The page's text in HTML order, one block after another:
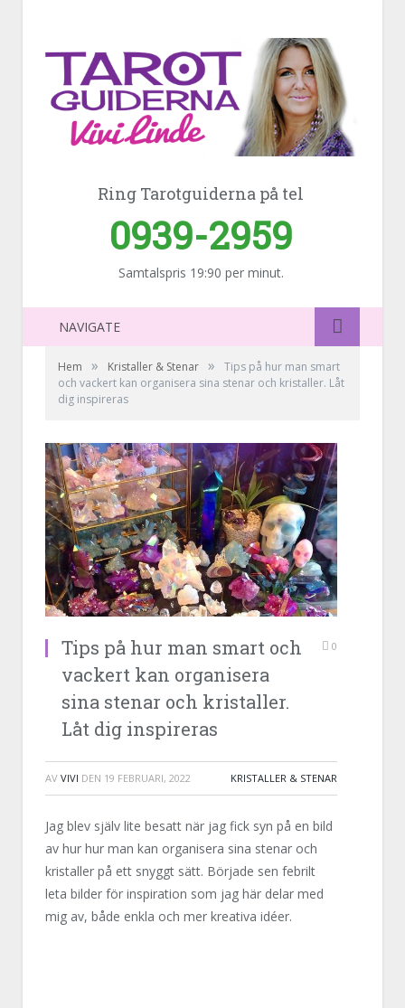
Ring Tarotguiderna på tel
0939-2959
Samtalspris 19:90 per minut.
NAVIGATE
Hem » Kristaller & Stenar »
Tips på hur man smart
och vackert kan organisera sina stenar och kristaller. Låt
dig inspireras
Tips på hur man smart och
vackert kan organisera
sina stenar och kristaller.
Låt dig inspireras
0
AV VIVI DEN 19 FEBRUARI, 2022 KRISTALLER & STENAR
Jag blev själv lite besatt när jag fick syn på en bild
av hur hur man kan organisera sina stenar och
kristaller på ett snyggt sätt. Började sen febrilt
leta bilder för inspiration som jag här delar med
mig av, både enkla och mer kreativa idéer.